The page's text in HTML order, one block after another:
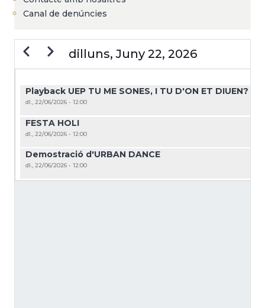
Canal de denúncies
dilluns, Juny 22, 2026
PAGINACIÓ
PreviousNext
Playback UEP TU ME SONES, I TU D'ON ET DIUEN?
dl., 22/06/2026 - 12:00
FESTA HOLI
dl., 22/06/2026 - 12:00
Demostració d'URBAN DANCE
dl., 22/06/2026 - 12:00